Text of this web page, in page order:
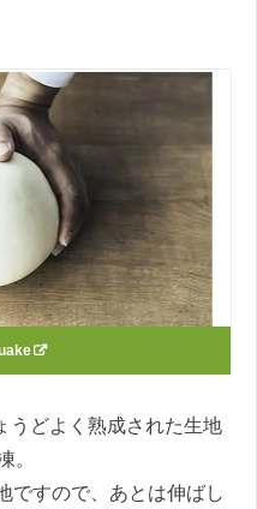
うどよく熟成された生地
。
ですので、あとは伸ばし